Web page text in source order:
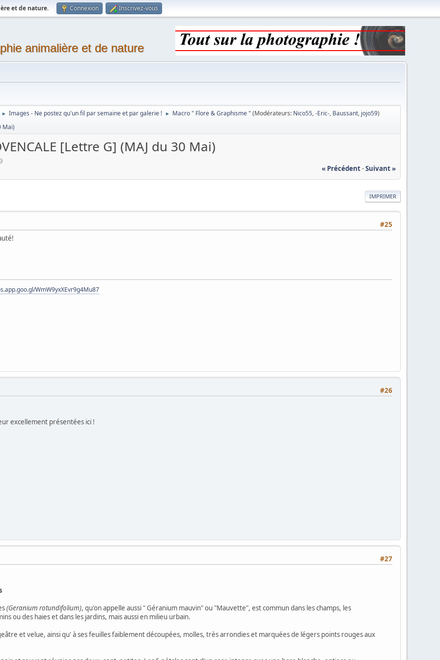
et de nature. Connexion Inscrivez-vous
animalière et de nature
► Images - Ne postez qu'un fil par semaine et par galerie ! ► Macro " Flore & Graphisme " (Modérateurs: Nico55,-Eric-, Baussant, jojo59)
Mai)
[Lettre G] (MAJ du 30 Mai)
« Précédent-Suivant »
IMPRIMER
#25
WmW9yxXEvr9g4Mu87
#26
excellement présentées ici !
#27
(Geranium rotundifolium), qu'on appelle aussi " Géranium mauvin" ou "Mauvette", est commun dans les champs, les
ou des haies et dans les jardins, mais aussi en milieu urbain.
et velue, ainsi qu' à ses feuilles faiblement découpées, molles, très arrondies et marquées de légers points rouges aux